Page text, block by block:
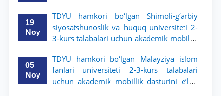
19
Noy
TDYU hamkori bo‘lgan Shimoli-g‘arbiy
siyosatshunoslik va huquq universiteti 2-
3-kurs talabalari uchun akademik mobillik
05
Noy
TDYU hamkori bo‘lgan Malayziya islom
fanlari universiteti 2-3-kurs talabalari
uchun akademik mobillik dasturini e’lon